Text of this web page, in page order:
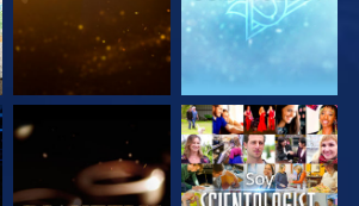
EXPLORA LAS
VE